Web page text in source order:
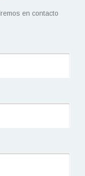
en contacto